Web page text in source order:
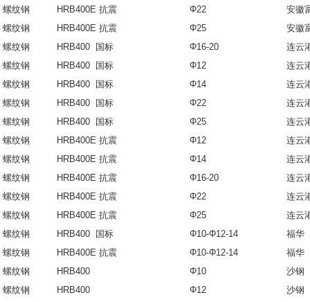
螺纹钢
HRB400E 抗震 Φ22
安徽
螺纹钢
HRB400E 抗震 Φ25
安徽
螺纹钢
HRB400 国标 Φ16-20
连云
螺纹钢
HRB400 国标 Φ12
连云
螺纹钢
HRB400 国标 Φ14
连云
螺纹钢
HRB400 国标 Φ22
连云
螺纹钢
HRB400 国标 Φ25
连云
螺纹钢
HRB400E 抗震 Φ12
连云
螺纹钢
HRB400E 抗震 Φ14
连云
螺纹钢
HRB400E 抗震 Φ16-20
连云
螺纹钢
HRB400E 抗震 Φ22
连云
螺纹钢
HRB400E 抗震 Φ25
连云
螺纹钢
HRB400 国标 Φ10-Φ12-14
福华
螺纹钢
HRB400E 抗震 Φ10-Φ12-14
福华
螺纹钢
HRB400 Φ10
沙钢
螺纹钢
HRB400 Φ12
沙钢